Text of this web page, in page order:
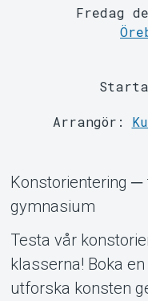
Fredag
Arrangör:
Konstorientering
gymnasium
Testa vår
klasserna! Boka
utforska konsten